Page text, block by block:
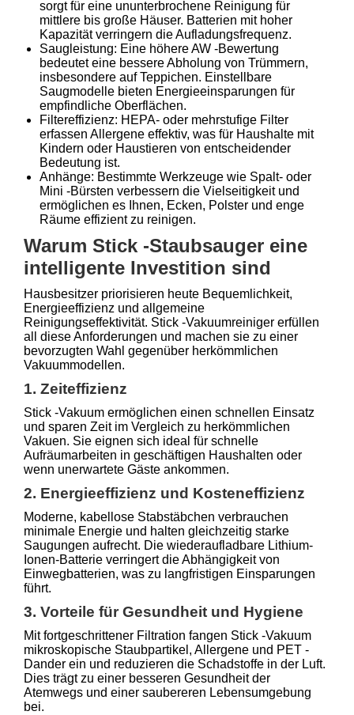
sorgt für eine ununterbrochene Reinigung für
mittlere bis große Häuser. Batterien mit hoher
Kapazität verringern die Aufladungsfrequenz.
Saugleistung: Eine höhere AW -Bewertung
bedeutet eine bessere Abholung von Trümmern,
insbesondere auf Teppichen. Einstellbare
Saugmodelle bieten Energieeinsparungen für
empfindliche Oberflächen.
Filtereffizienz: HEPA- oder mehrstufige Filter
erfassen Allergene effektiv, was für Haushalte mit
Kindern oder Haustieren von entscheidender
Bedeutung ist.
Anhänge: Bestimmte Werkzeuge wie Spalt- oder
Mini -Bürsten verbessern die Vielseitigkeit und
ermöglichen es Ihnen, Ecken, Polster und enge
Räume effizient zu reinigen.
Warum Stick -Staubsauger eine
intelligente Investition sind
Hausbesitzer priorisieren heute Bequemlichkeit,
Energieeffizienz und allgemeine
Reinigungseffektivität. Stick -Vakuumreiniger erfüllen
all diese Anforderungen und machen sie zu einer
bevorzugten Wahl gegenüber herkömmlichen
Vakuummodellen.
1. Zeiteffizienz
Stick -Vakuum ermöglichen einen schnellen Einsatz
und sparen Zeit im Vergleich zu herkömmlichen
Vakuen. Sie eignen sich ideal für schnelle
Aufräumarbeiten in geschäftigen Haushalten oder
wenn unerwartete Gäste ankommen.
2. Energieeffizienz und Kosteneffizienz
Moderne, kabellose Stabstäbchen verbrauchen
minimale Energie und halten gleichzeitig starke
Saugungen aufrecht. Die wiederaufladbare Lithium-
Ionen-Batterie verringert die Abhängigkeit von
Einwegbatterien, was zu langfristigen Einsparungen
führt.
3. Vorteile für Gesundheit und Hygiene
Mit fortgeschrittener Filtration fangen Stick -Vakuum
mikroskopische Staubpartikel, Allergene und PET -
Dander ein und reduzieren die Schadstoffe in der Luft.
Dies trägt zu einer besseren Gesundheit der
Atemwegs und einer saubereren Lebensumgebung
bei.